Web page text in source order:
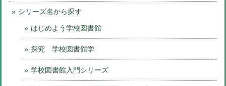
シリーズ名から探す
はじめよう学校図書館
探究 学校図書館学
学校図書館入門シリーズ